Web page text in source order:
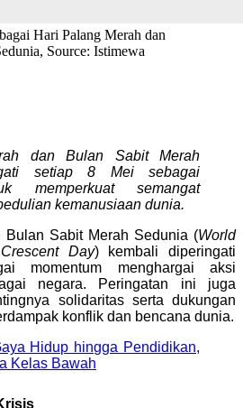
Hari Palang Merah dan
Source: Istimewa
dan Bulan Sabit Merah
setiap 8 Mei sebagai
memperkuat semangat
kemanusiaan dunia.
Bulan Sabit Merah Sedunia (World
Day) kembali diperingati
momentum menghargai aksi
negara. Peringatan ini juga
solidaritas serta dukungan
konflik dan bencana dunia.
Hidup hingga Pendidikan,
Kelas Bawah